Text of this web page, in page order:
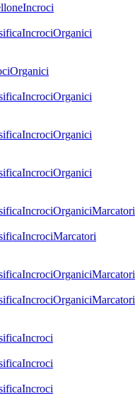
Incroci
IncrociOrganici
Organici
IncrociOrganici
IncrociOrganici
IncrociOrganici
IncrociOrganiciMarcatori
IncrociMarcatori
IncrociOrganiciMarcatori
IncrociOrganiciMarcatori
Incroci
Incroci
Incroci